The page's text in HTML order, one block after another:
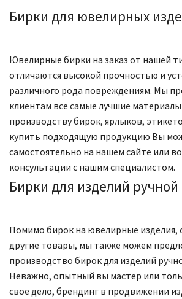
Бирки для ювелирных
Ювелирные бирки на заказ от нашей
отличаются высокой прочностью и
различного рода повреждениям. Мы
клиентам все самые лучшие
производству бирок, ярлыков,
купить подходящую продукцию Вы
самостоятельно на нашем сайте или
консультации с нашим специалистом.
Бирки для изделий
Помимо бирок на ювелирные изделия,
другие товары, мы также можем
производство бирок для изделий
Неважно, опытный вы мастер или
свое дело, брендинг в продвижении